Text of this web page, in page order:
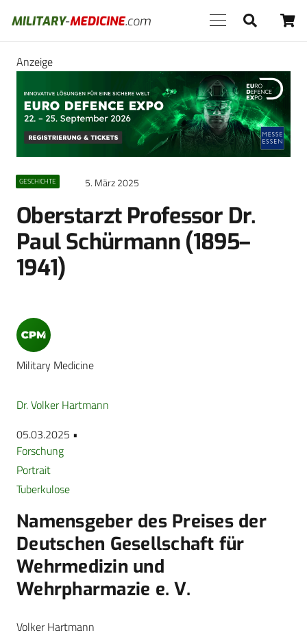
Anzeige
GESCHICHTE 5. März 2025
Oberstarzt Professor Dr.
Paul Schürmann (1895–
1941)
Military Medicine
Dr. Volker Hartmann
05.03.2025 •
Forschung
Portrait
Tuberkulose
Namensgeber des Preises der
Deutschen Gesellschaft für
Wehrmedizin und
Wehrpharmazie e. V.
Volker Hartmann